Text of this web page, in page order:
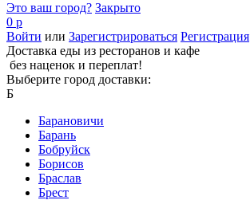
Это ваш город? Закрыто
0 р
Войти или Зарегистрироваться Регистрация
Доставка еды из ресторанов и кафе
без наценок и переплат!
Выберите город доставки:
Б
Барановичи
Барань
Бобруйск
Борисов
Браслав
Брест